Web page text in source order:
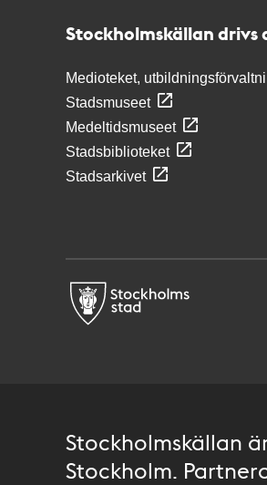
Stockholmskällan drivs
Medioteket,
Stadsmuseet
Medeltidsmuseet
Stadsbiblioteket
Stadsarkivet
Stockholmskällan
Stockholm.